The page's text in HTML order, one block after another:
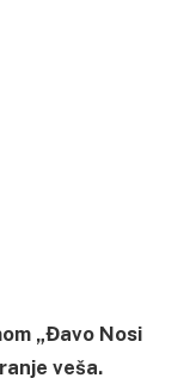
„Đavo Nosi
veša.